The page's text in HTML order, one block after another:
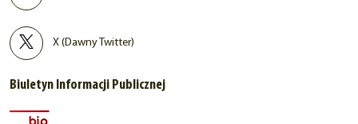
X (Dawny Twitter)
Biuletyn Informacji Publicznej